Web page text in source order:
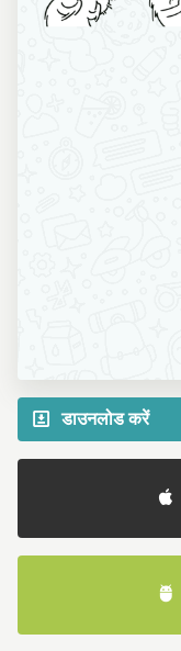
डाउनलोड करें